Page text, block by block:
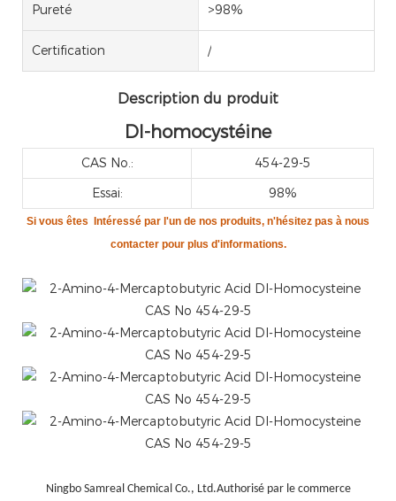
Pureté >98%
Certification /
Description du produit
Dl-homocystéine
CAS No.:
454-29-5
Essai:
98%
Si vous êtes Intéressé par l'un de nos produits, n'hésitez pas à nous
contacter pour plus d'informations.
Ningbo Samreal Chemical Co., Ltd.Authorisé par le commerce